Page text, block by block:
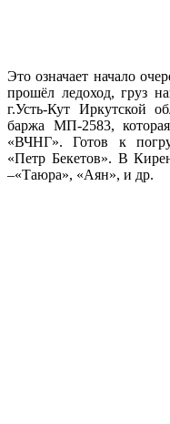
Это означает начало
прошёл ледоход, груз
г.Усть-Кут Иркутской
баржа МП-2583,
«ВЧНГ». Готов к
«Петр Бекетов». В
–«Таюра», «Аян», и др.